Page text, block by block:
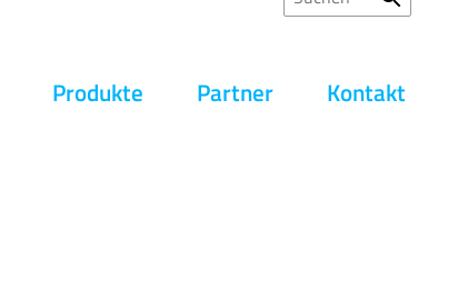
Produkte Partner Kontakt